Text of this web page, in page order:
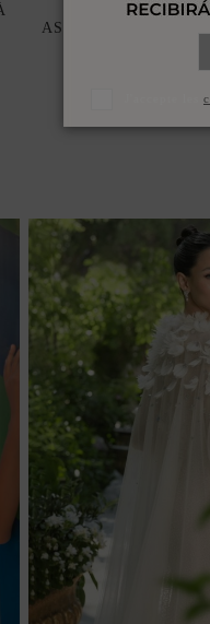
ROBE DE
ASYMÉTRIQUE ET
1